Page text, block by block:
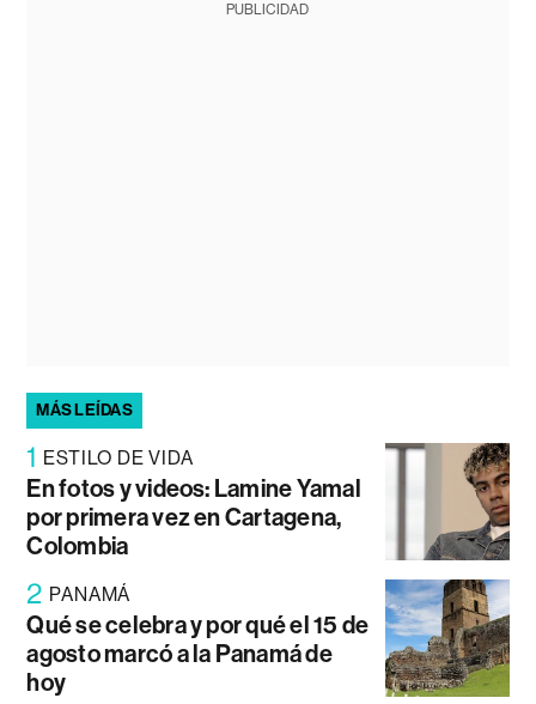
PUBLICIDAD
MÁS LEÍDAS
1 ESTILO DE VIDA
En fotos y videos: Lamine Yamal
por primera vez en Cartagena,
Colombia
2 PANAMÁ
Qué se celebra y por qué el 15 de
agosto marcó a la Panamá de
hoy